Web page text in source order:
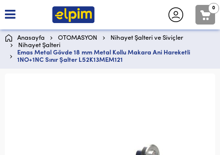
0
Anasayfa OTOMASYON
Nihayet Şalteri ve Siviçler
Nihayet Şalteri
Emas Metal Gövde 18 mm Metal Kollu Makara Ani Hareketli
1NO+1NC Sınır Şalter L52K13MEM121